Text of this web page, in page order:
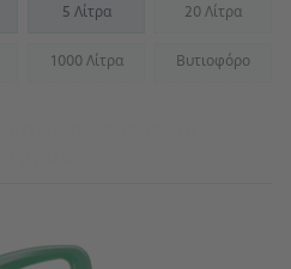
5 Λίτρα 20 Λίτρα
(Not
1000 Λίτρα(Not available)Βυτιοφόρο
(Not